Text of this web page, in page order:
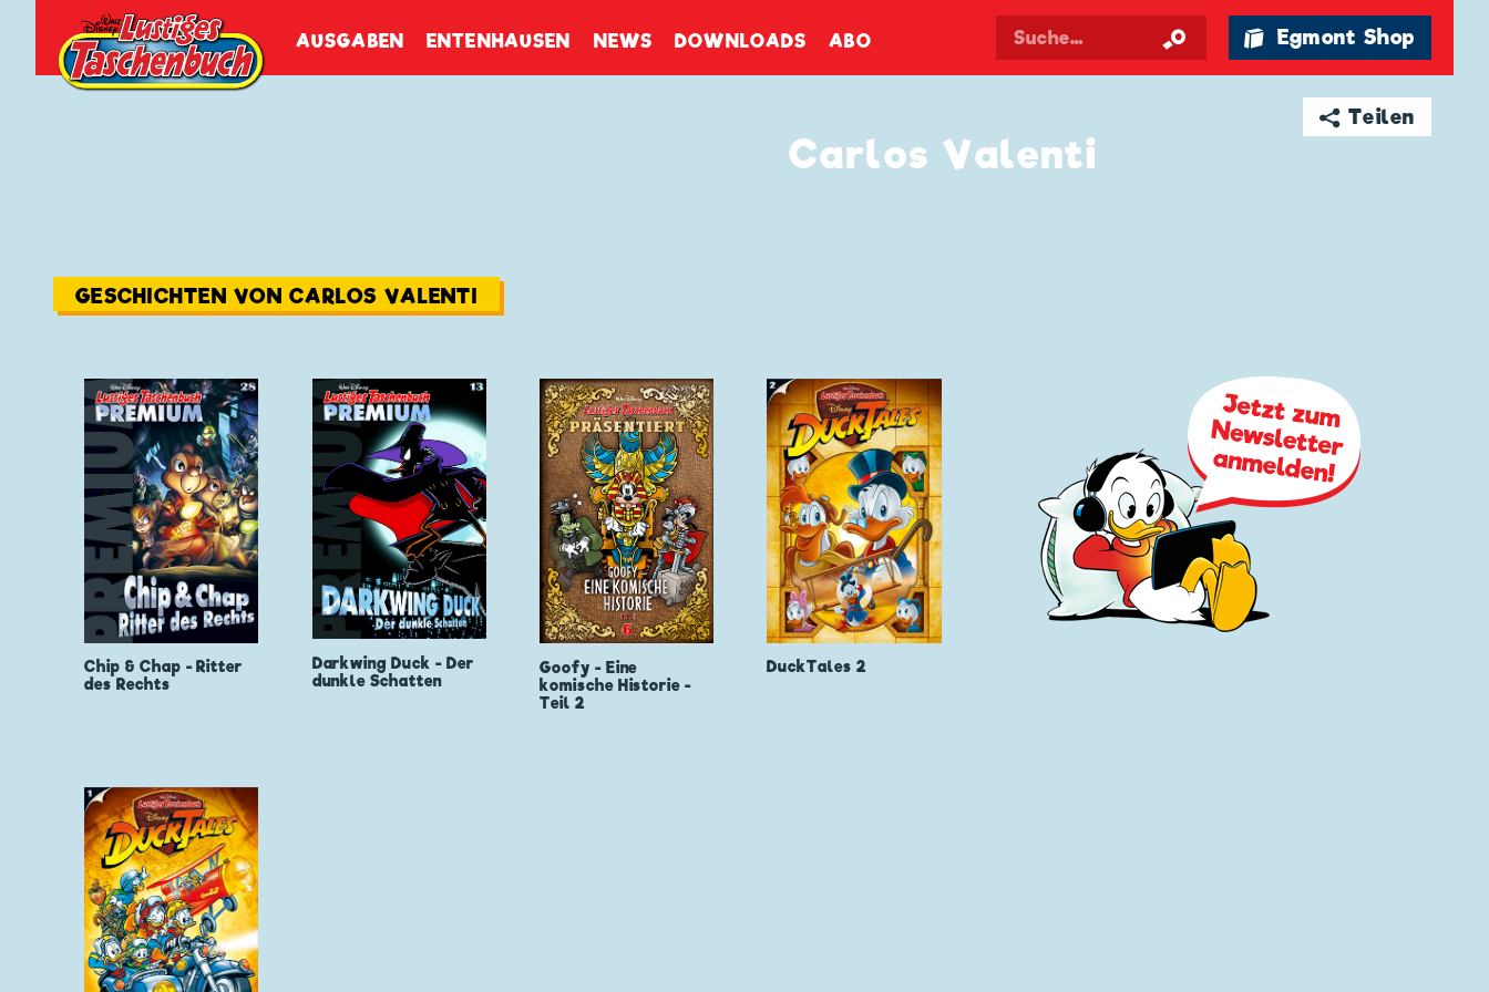
AUSGABEN ENTENHAUSEN NEWS DOWNLOADS ABO 🛍 Egmont Shop
➦ Teilen
Carlos Valenti
GESCHICHTEN VON CARLOS VALENTI
Chip & Chap - Ritter
des Rechts
Darkwing Duck - Der
dunkle Schatten
Goofy - Eine
komische Historie -
Teil 2
DuckTales 2